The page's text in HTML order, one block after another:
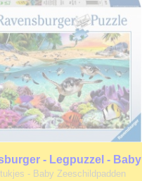
- Legpuzzel - Baby
- 500XL stukjes
- Baby Zeeschildpadden